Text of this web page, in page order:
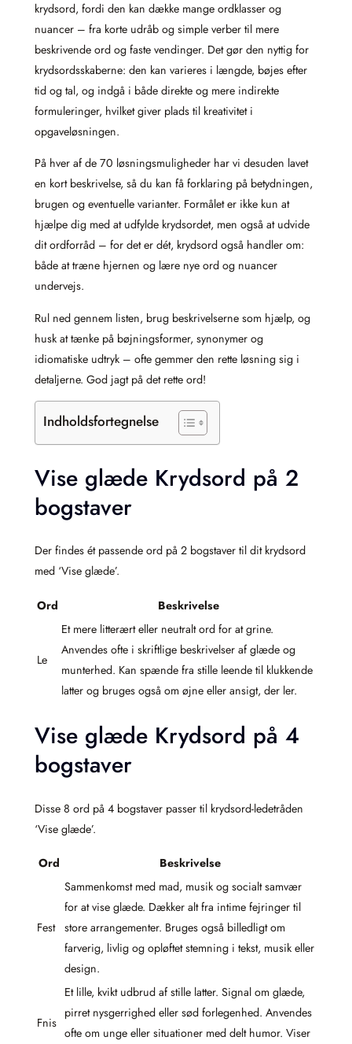
krydsord, fordi den kan dække mange ordklasser og
nuancer – fra korte udråb og simple verber til mere
beskrivende ord og faste vendinger. Det gør den nyttig for
krydsordsskaberne: den kan varieres i længde, bøjes efter
tid og tal, og indgå i både direkte og mere indirekte
formuleringer, hvilket giver plads til kreativitet i
opgaveløsningen.
På hver af de 70 løsningsmuligheder har vi desuden lavet
en kort beskrivelse, så du kan få forklaring på betydningen,
brugen og eventuelle varianter. Formålet er ikke kun at
hjælpe dig med at udfylde krydsordet, men også at udvide
dit ordforråd – for det er dét, krydsord også handler om:
både at træne hjernen og lære nye ord og nuancer
undervejs.
Rul ned gennem listen, brug beskrivelserne som hjælp, og
husk at tænke på bøjningsformer, synonymer og
idiomatiske udtryk – ofte gemmer den rette løsning sig i
detaljerne. God jagt på det rette ord!
Indholdsfortegnelse
Vise glæde Krydsord på 2
bogstaver
Der findes ét passende ord på 2 bogstaver til dit krydsord
med ‘Vise glæde’.
Ord Beskrivelse
Le
Et mere litterært eller neutralt ord for at grine.
Anvendes ofte i skriftlige beskrivelser af glæde og
munterhed. Kan spænde fra stille leende til klukkende
latter og bruges også om øjne eller ansigt, der ler.
Vise glæde Krydsord på 4
bogstaver
Disse 8 ord på 4 bogstaver passer til krydsord-ledetråden
‘Vise glæde’.
Ord Beskrivelse
Fest
Sammenkomst med mad, musik og socialt samvær
for at vise glæde. Dækker alt fra intime fejringer til
store arrangementer. Bruges også billedligt om
farverig, livlig og opløftet stemning i tekst, musik eller
design.
Fnis
Et lille, kvikt udbrud af stille latter. Signal om glæde,
pirret nysgerrighed eller sød forlegenhed. Anvendes
ofte om unge eller situationer med delt humor. Viser